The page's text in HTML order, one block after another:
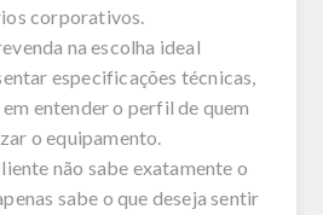
corporativos.
na escolha ideal
especificações técnicas,
entender o perfil de quem
o equipamento.
não sabe exatamente o
sabe o que deseja sentir